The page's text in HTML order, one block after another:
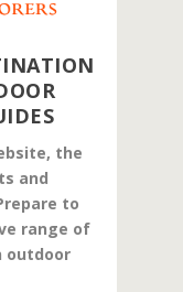
the
and
to
range of
outdoor